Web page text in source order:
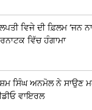
ਵਿਜੇ ਦੀ ਫ਼ਿਲਮ ‘ਜਨ
ਵਿੱਚ ਹੰਗਾਮਾ
ਸਿੰਘ ਅਨਮੋਲ ਨੇ ਸਾਉਣ
ਵਾਇਰਲ